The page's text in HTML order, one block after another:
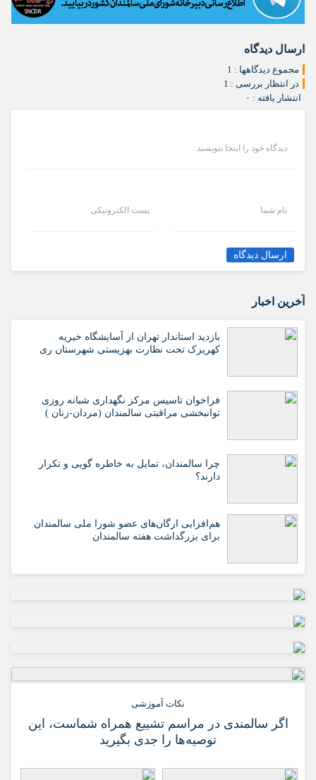
ارسال دیدگاه
مجموع دیدگاهها : 1
در انتظار بررسی : 1
انتشار یافته : ۰
دیدگاه خود را اینجا بنویسید
نام شما پست الکترونیکی
ارسال دیدگاه
آخرین اخبار
بازدید استاندار تهران از آسایشگاه خیریه
کهریزک تحت نظارت بهزیستی شهرستان ری
فراخوان تاسیس مرکز نگهداری شبانه روزی
توانبخشی مراقبتی سالمندان (مردان-زنان )
چرا سالمندان، تمایل به خاطره گویی و تکرار
دارند؟
هم‌افزایی ارگان‌های عضو شورا ملی سالمندان
برای بزرگداشت هفته سالمندان
نکات آموزشی
اگر سالمندی در مراسم تشییع همراه شماست، این
توصیه‌ها را جدی بگیرید